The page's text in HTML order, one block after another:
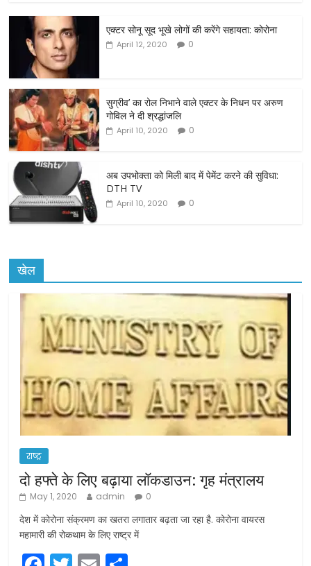
c
e
b
o
o
k
itt
er
ar
e
एक्टर सोनू सूद भूखे लोगों की करेंगे सहायता: कोरोना
April 12, 2020 0
सुग्रीव’ का रोल निभाने वाले एक्टर के निधन पर अरुण
गोविल ने दी श्रद्धांजलि
April 10, 2020 0
अब उपभोक्ता को मिली बाद में पेमेंट करने की सुविधा:
DTH TV
April 10, 2020 0
खेल
राष्ट्र
दो हफ्ते के लिए बढ़ाया लॉकडाउन: गृह मंत्रालय
May 1, 2020 admin 0
देश में कोरोना संक्रमण का खतरा लगातार बढ़ता जा रहा है. कोरोना वायरस
महामारी की रोकथाम के लिए राष्ट्र में